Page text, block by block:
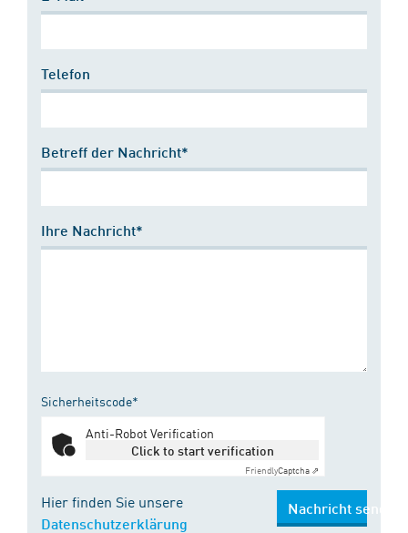
Telefon
Betreff der Nachricht*
Ihre Nachricht*
Sicherheitscode*
Anti-Robot Verification
Click to start verification
FriendlyCaptcha ⇗
Hier finden Sie unsere
Datenschutzerklärung
Nachricht senden